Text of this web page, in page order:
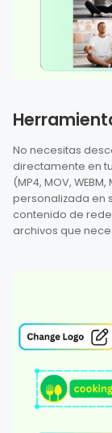
No necesitas
directamente en
(MP4, MOV,
personalizada en
contenido de
archivos que